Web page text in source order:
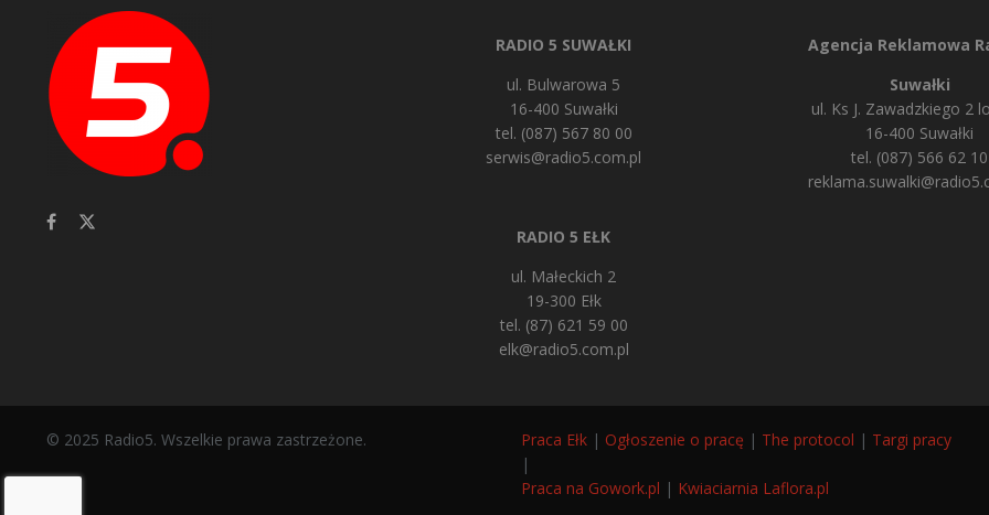
RADIO 5 SUWAŁKI
ul. Bulwarowa 5
16-400 Suwałki
tel. (087) 567 80 00
serwis@radio5.com.pl
RADIO 5 EŁK
ul. Małeckich 2
19-300 Ełk
tel. (87) 621 59 00
elk@radio5.com.pl
Agencja Reklamowa
Suwałki
ul. Ks J. Zawadzkiego 2
16-400 Suwałki
tel. (087) 566 62 10
© 2025 Radio5. Wszelkie prawa zastrzeżone. Praca Ełk | Ogłoszenie o pracę | The protocol | Targi pracy
|
Praca na Gowork.pl | Kwiaciarnia Laflora.pl